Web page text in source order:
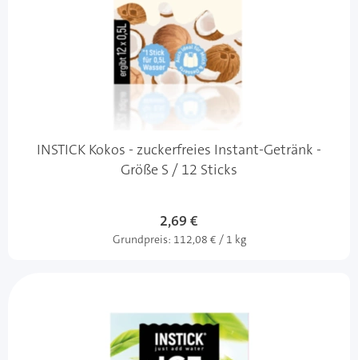
INSTICK Kokos - zuckerfreies Instant-Getränk -
Größe S / 12 Sticks
2,69 €
Grundpreis: 112,08 € / 1 kg